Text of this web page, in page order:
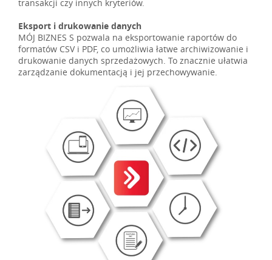
transakcji czy innych kryteriów.
Eksport i drukowanie danych
MÓJ BIZNES S pozwala na eksportowanie raportów do
formatów CSV i PDF, co umożliwia łatwe archiwizowanie i
drukowanie danych sprzedażowych. To znacznie ułatwia
zarządzanie dokumentacją i jej przechowywanie.